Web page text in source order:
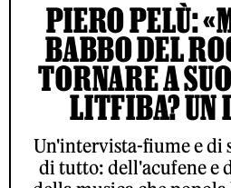
PIERO PELÙ:
BABBO DEL
TORNARE A
LITFIBA? UN
Un'intervista-fiume e di
di tutto: dell'acufene e